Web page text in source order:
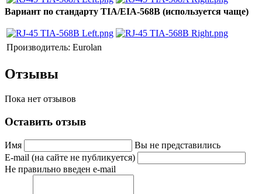
Вариант по стандарту TIA/EIA-568B (используется чаще)
Производитель: Eurolan
Отзывы
Пока нет отзывов
Оставить отзыв
Имя
Вы не представились
E-mail (на сайте не публикуется)
Не правильно введен e-mail